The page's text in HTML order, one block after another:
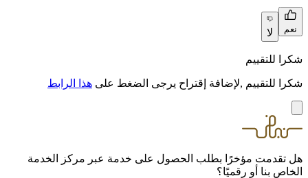
نعم لا
شكرا للتقييم
شكرا للتقييم ,لإضافة إقتراح يرجى الضغط على هذا الرابط
هل تقدمت مؤخرًا بطلب الحصول على خدمة عبر مركز الخدمة
الخاص بنا أو رقميًا؟